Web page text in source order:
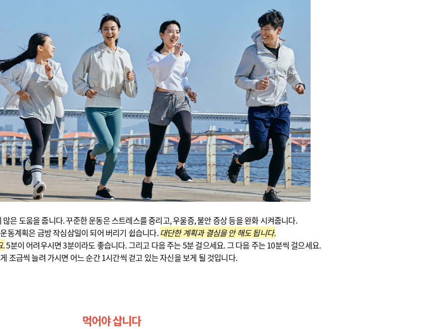
은 도움을 줍니다. 꾸준한 운동은 스트레스를 중리고, 우울증, 불안 증상 등을 완화 시켜줍니다.
동계획은 금방 작심삼일이 되어 버리기 쉽습니다. 대단한 계획과 결심을 안 해도 됩니다.
.5분이 어려우시면 3분이라도 좋습니다. 그리고 다음 주는 5분 걸으세요. 그 다음 주는 10분씩 걸으세요.
조금씩 늘려 가시면 어느 순간 1시간씩 걷고 있는 자신을 보게 될 것입니다.
먹어야 삽니다